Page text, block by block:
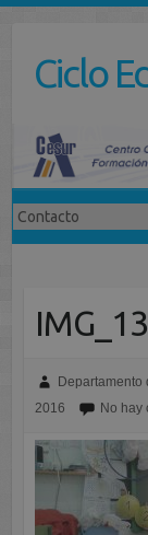
contenidoCiclo
Departamento
2016
No hay